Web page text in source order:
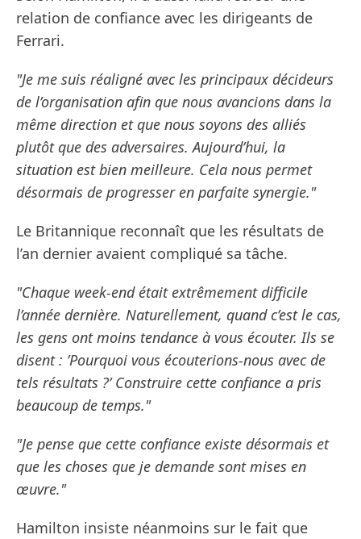
relation de confiance avec les dirigeants de
Ferrari.
"Je me suis réaligné avec les principaux décideurs
de l’organisation afin que nous avancions dans la
même direction et que nous soyons des alliés
plutôt que des adversaires. Aujourd’hui, la
situation est bien meilleure. Cela nous permet
désormais de progresser en parfaite synergie."
Le Britannique reconnaît que les résultats de
l’an dernier avaient compliqué sa tâche.
"Chaque week-end était extrêmement difficile
l’année dernière. Naturellement, quand c’est le cas,
les gens ont moins tendance à vous écouter. Ils se
disent : ’Pourquoi vous écouterions-nous avec de
tels résultats ?’ Construire cette confiance a pris
beaucoup de temps."
"Je pense que cette confiance existe désormais et
que les choses que je demande sont mises en
œuvre."
Hamilton insiste néanmoins sur le fait que